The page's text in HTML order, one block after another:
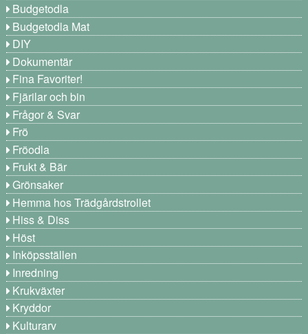
Budgetodla
Budgetodla Mat
DIY
Dokumentär
Fina Favoriter!
Fjärilar och bin
Frågor & Svar
Frö
Fröodla
Frukt & Bär
Grönsaker
Hemma hos Trädgårdstrollet
Hiss & Diss
Höst
Inköpsställen
Inredning
Krukväxter
Kryddor
Kulturarv